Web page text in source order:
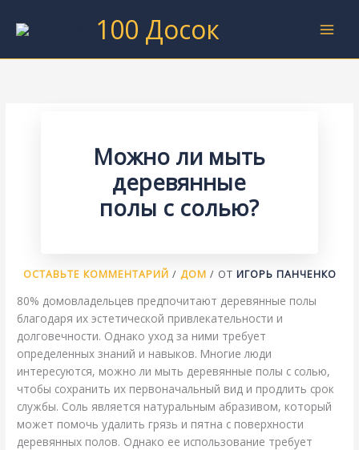
100 Досок
Можно ли мыть
деревянные
полы с солью?
ОСТАВЬТЕ КОММЕНТАРИЙ / ДОМ / ОТ ИГОРЬ ПАНЧЕНКО
80% домовладельцев предпочитают деревянные полы
благодаря их эстетической привлекательности и
долговечности. Однако уход за ними требует
определенных знаний и навыков. Многие люди
интересуются, можно ли мыть деревянные полы с солью,
чтобы сохранить их первоначальный вид и продлить срок
службы. Соль является натуральным абразивом, который
может помочь удалить грязь и пятна с поверхности
деревянных полов. Однако ее использование требует